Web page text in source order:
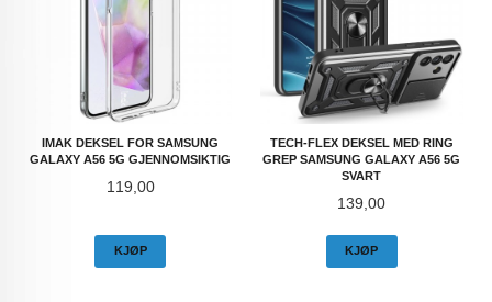
IMAK DEKSEL FOR SAMSUNG
GALAXY A56 5G GJENNOMSIKTIG
Pris
119,00
KJØP
TECH-FLEX DEKSEL MED RING
GREP SAMSUNG GALAXY A56 5G
SVART
Pris
139,00
KJØP